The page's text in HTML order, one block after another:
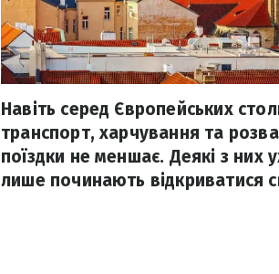
Навіть серед Європейських
транспорт, харчування та
поїздки не меншає. Деякі з них
лише починають відкриватися